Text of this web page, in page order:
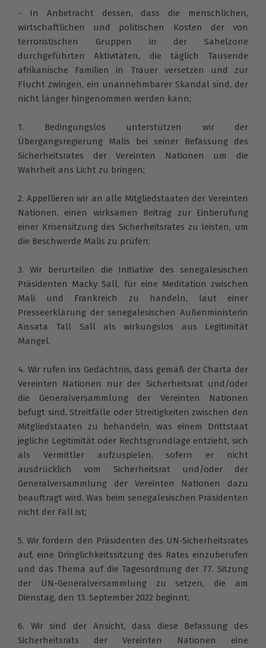
- In Anbetracht dessen, dass die menschlichen,
wirtschaftlichen und politischen Kosten der von
terroristischen Gruppen in der Sahelzone
durchgeführten Aktivitäten, die täglich Tausende
afrikanische Familien in Trauer versetzen und zur
Flucht zwingen, ein unannehmbarer Skandal sind, der
nicht länger hingenommen werden kann;
1. Bedingungslos unterstützen wir der
Übergangsregierung Malis bei seiner Befassung des
Sicherheitsrates der Vereinten Nationen um die
Wahrheit ans Licht zu bringen;
2. Appellieren wir an alle Mitgliedstaaten der Vereinten
Nationen, einen wirksamen Beitrag zur Einberufung
einer Krisensitzung des Sicherheitsrates zu leisten, um
die Beschwerde Malis zu prüfen;
3. Wir berurteilen die Initiative des senegalesischen
Präsidenten Macky Sall, für eine Meditation zwischen
Mali und Frankreich zu handeln, laut einer
Presseerklärung der senegalesischen Außenministerin
Aïssata Tall Sall als wirkungslos aus Legitimität
Mangel.
4. Wir rufen ins Gedächtnis, dass gemäß der Charta der
Vereinten Nationen nur der Sicherheitsrat und/oder
die Generalversammlung der Vereinten Nationen
befugt sind, Streitfälle oder Streitigkeiten zwischen den
Mitgliedstaaten zu behandeln, was einem Drittstaat
jegliche Legitimität oder Rechtsgrundlage entzieht, sich
als Vermittler aufzuspielen, sofern er nicht
ausdrücklich vom Sicherheitsrat und/oder der
Generalversammlung der Vereinten Nationen dazu
beauftragt wird. Was beim senegalesischen Präsidenten
nicht der Fall ist;
5. Wir fordern den Präsidenten des UN-Sicherheitsrates
auf, eine Dringlichkeitssitzung des Rates einzuberufen
und das Thema auf die Tagesordnung der 77. Sitzung
der UN-Generalversammlung zu setzen, die am
Dienstag, den 13. September 2022 beginnt;
6. Wir sind der Ansicht, dass diese Befassung des
Sicherheitsrats der Vereinten Nationen eine